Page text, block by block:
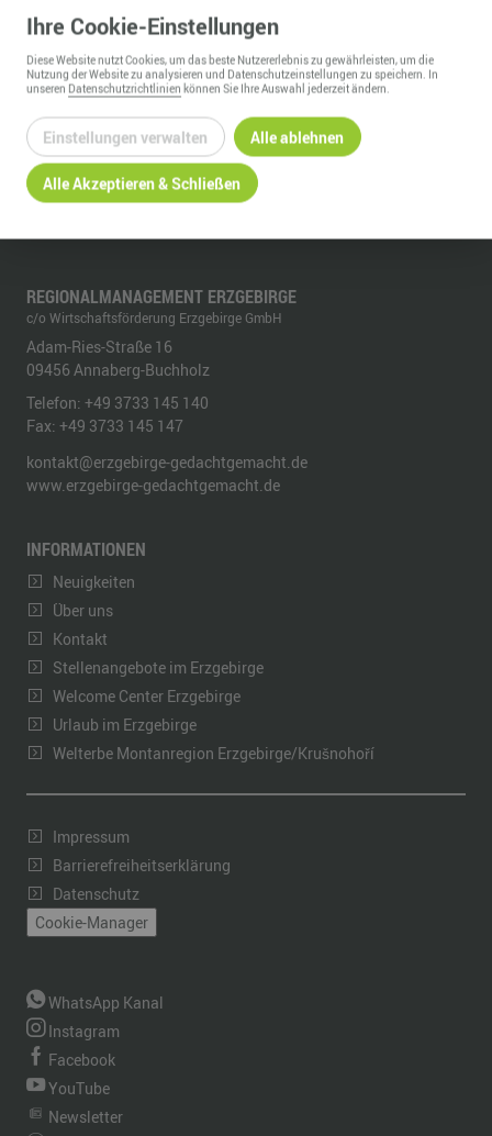
ZURÜCK ZUR ÜBERSICHT
REGIONALMANAGEMENT ERZGEBIRGE
c/o Wirtschaftsförderung Erzgebirge GmbH
Adam-Ries-Straße 16
09456 Annaberg-Buchholz
Telefon: +49 3733 145 140
Fax: +49 3733 145 147
kontakt@erzgebirge-gedachtgemacht.de
www.erzgebirge-gedachtgemacht.de
INFORMATIONEN
Neuigkeiten
Über uns
Kontakt
Stellenangebote im Erzgebirge
Welcome Center Erzgebirge
Urlaub im Erzgebirge
Welterbe Montanregion Erzgebirge/Krušnohoří
Impressum
Barrierefreiheitserklärung
Datenschutz
Cookie-Manager
WhatsApp Kanal
Instagram
Facebook
YouTube
Newsletter
Ihre Cookie-Einstellungen
DieseWebsitenutzt Cookies, um das beste Nutzererlebnis zu gewährleisten, um die
Nutzung derWebsitezu analysieren und Datenschutzeinstellungen zu speichern. In
unseren Datenschutzrichtlinien können Sie Ihre Auswahl jederzeit ändern.
Einstellungen verwalten Alle ablehnen
Alle Akzeptieren & Schließen